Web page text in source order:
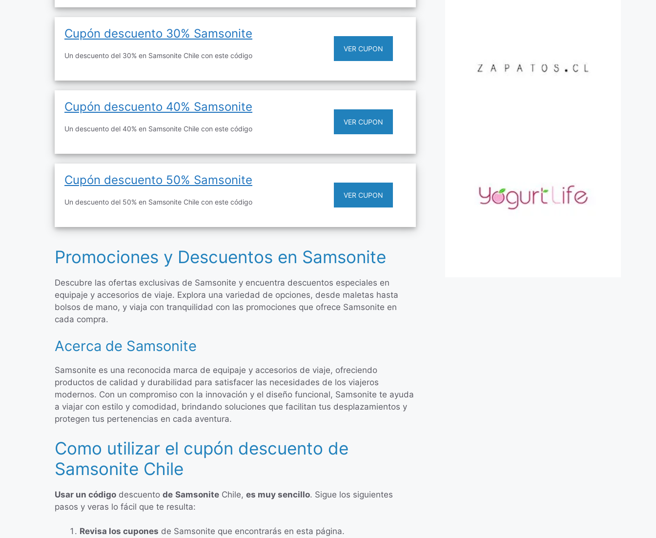
Cupón descuento 30% Samsonite
Un descuento del 30% en Samsonite Chile con este código
VER CUPON
Cupón descuento 40% Samsonite
Un descuento del 40% en Samsonite Chile con este código
VER CUPON
Cupón descuento 50% Samsonite
Un descuento del 50% en Samsonite Chile con este código
VER CUPON
Promociones y Descuentos en Samsonite
Descubre las ofertas exclusivas de Samsonite y encuentra descuentos especiales en
equipaje y accesorios de viaje. Explora una variedad de opciones, desde maletas hasta
bolsos de mano, y viaja con tranquilidad con las promociones que ofrece Samsonite en
cada compra.
Acerca de Samsonite
Samsonite es una reconocida marca de equipaje y accesorios de viaje, ofreciendo
productos de calidad y durabilidad para satisfacer las necesidades de los viajeros
modernos. Con un compromiso con la innovación y el diseño funcional, Samsonite te ayuda
a viajar con estilo y comodidad, brindando soluciones que facilitan tus desplazamientos y
protegen tus pertenencias en cada aventura.
Como utilizar el cupón descuento de
Samsonite Chile
Usar un código descuento de Samsonite Chile, es muy sencillo. Sigue los siguientes
pasos y veras lo fácil que te resulta:
Revisa los cupones de Samsonite que encontrarás en esta página.